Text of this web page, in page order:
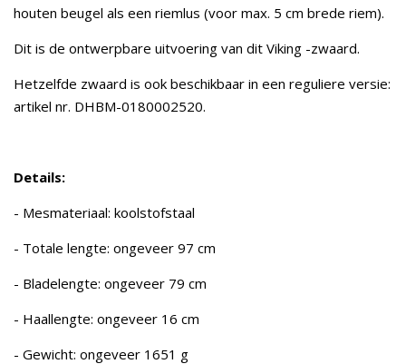
houten beugel als een riemlus (voor max. 5 cm brede riem).
Dit is de ontwerpbare uitvoering van dit Viking -zwaard.
Hetzelfde zwaard is ook beschikbaar in een reguliere versie:
artikel nr. DHBM-0180002520.
Details:
- Mesmateriaal: koolstofstaal
- Totale lengte: ongeveer 97 cm
- Bladelengte: ongeveer 79 cm
- Haallengte: ongeveer 16 cm
- Gewicht: ongeveer 1651 g